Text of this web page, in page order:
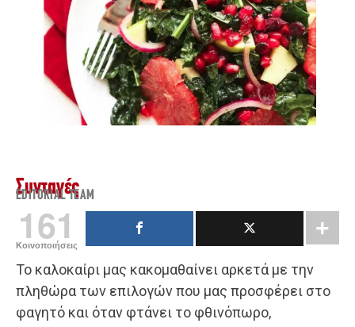
Συνταγές
EDITORIAL TEAM
161
Κοινοποιήσεις
Το καλοκαίρι μας κακομαθαίνει αρκετά με την
πληθώρα των επιλογών που μας προσφέρει στο
φαγητό και όταν φτάνει το φθινόπωρο,